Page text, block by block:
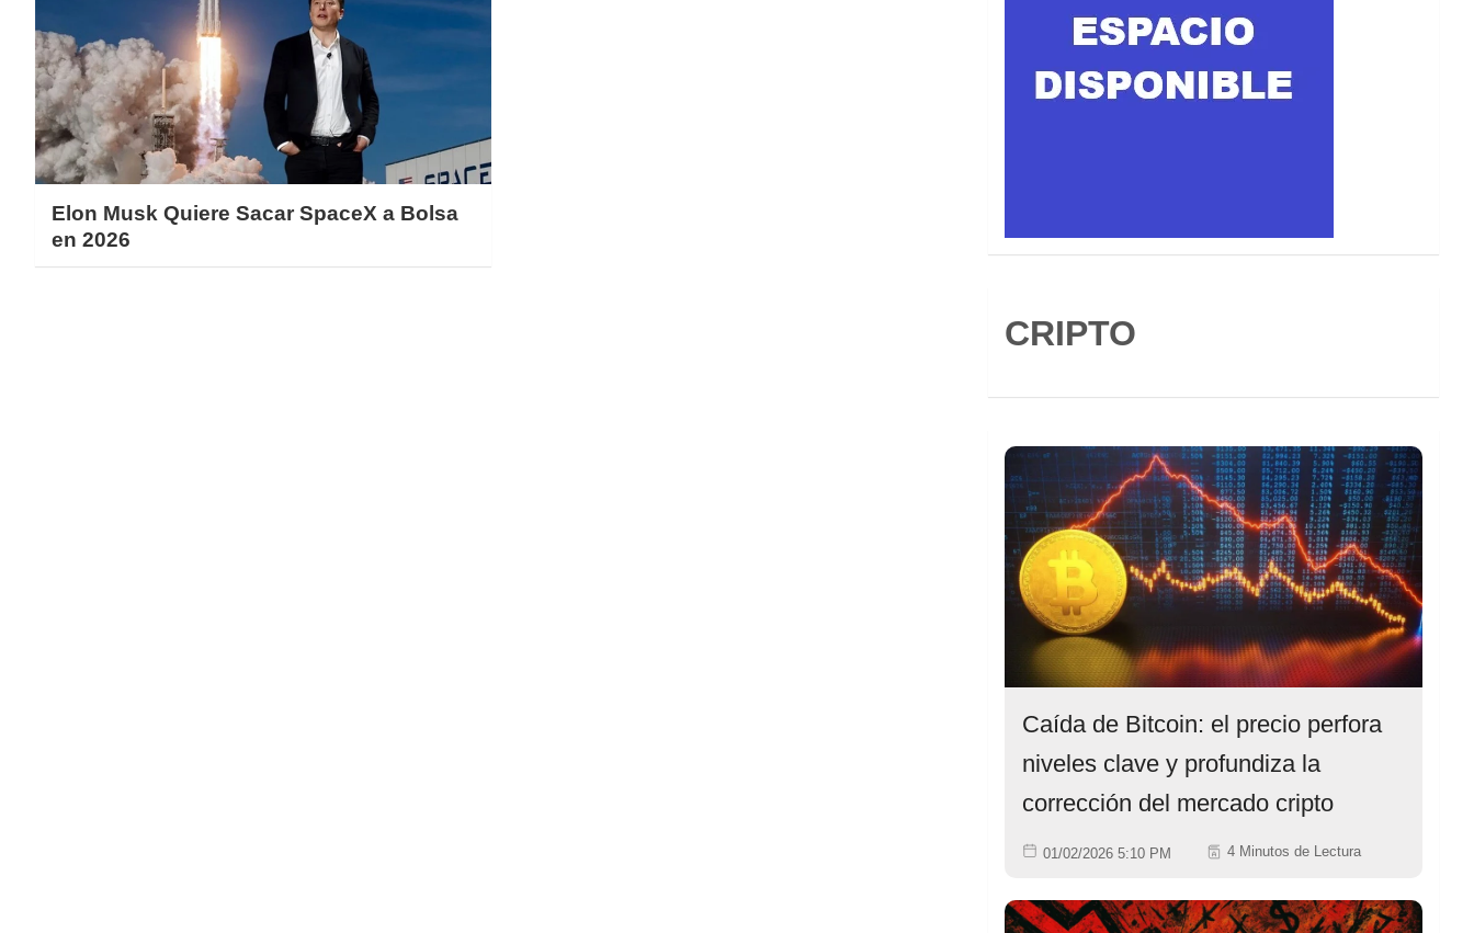
Elon Musk Quiere Sacar SpaceX a Bolsa
en 2026
CRIPTO
Caída de Bitcoin: el precio perfora
niveles clave y profundiza la
corrección del mercado cripto
01/02/2026 5:10 PM 4 Minutos de Lectura